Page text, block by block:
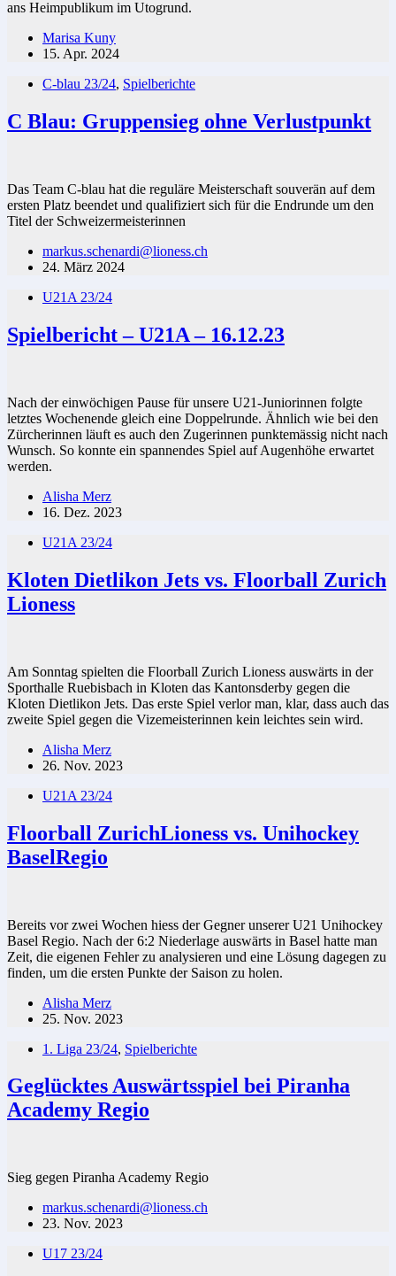
ans Heimpublikum im Utogrund.
Marisa Kuny
15. Apr. 2024
C-blau 23/24, Spielberichte
C Blau: Gruppensieg ohne Verlustpunkt
Das Team C-blau hat die reguläre Meisterschaft souverän auf dem
ersten Platz beendet und qualifiziert sich für die Endrunde um den
Titel der Schweizermeisterinnen
markus.schenardi@lioness.ch
24. März 2024
U21A 23/24
Spielbericht – U21A – 16.12.23
Nach der einwöchigen Pause für unsere U21-Juniorinnen folgte
letztes Wochenende gleich eine Doppelrunde. Ähnlich wie bei den
Zürcherinnen läuft es auch den Zugerinnen punktemässig nicht nach
Wunsch. So konnte ein spannendes Spiel auf Augenhöhe erwartet
werden.
Alisha Merz
16. Dez. 2023
U21A 23/24
Kloten Dietlikon Jets vs. Floorball Zurich
Lioness
Am Sonntag spielten die Floorball Zurich Lioness auswärts in der
Sporthalle Ruebisbach in Kloten das Kantonsderby gegen die
Kloten Dietlikon Jets. Das erste Spiel verlor man, klar, dass auch das
zweite Spiel gegen die Vizemeisterinnen kein leichtes sein wird.
Alisha Merz
26. Nov. 2023
U21A 23/24
Floorball ZurichLioness vs. Unihockey
BaselRegio
Bereits vor zwei Wochen hiess der Gegner unserer U21 Unihockey
Basel Regio. Nach der 6:2 Niederlage auswärts in Basel hatte man
Zeit, die eigenen Fehler zu analysieren und eine Lösung dagegen zu
finden, um die ersten Punkte der Saison zu holen.
Alisha Merz
25. Nov. 2023
1. Liga 23/24, Spielberichte
Geglücktes Auswärtsspiel bei Piranha
Academy Regio
Sieg gegen Piranha Academy Regio
markus.schenardi@lioness.ch
23. Nov. 2023
U17 23/24